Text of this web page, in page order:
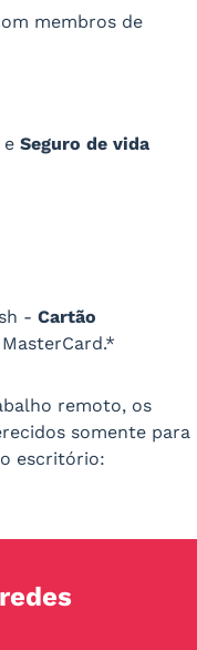
membros de
e Seguro de vida
- Cartão
remoto, os
somente para
escritório: